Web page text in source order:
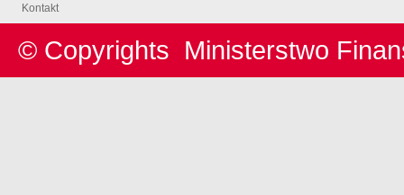
Kontakt
© Copyrights Ministerstwo